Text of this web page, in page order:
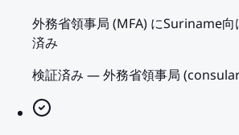
外務省領事局 (MFA) にSuriname
済み
検証済み —外務省領事局